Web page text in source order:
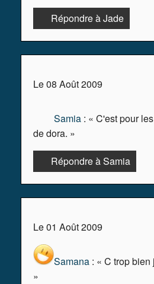
Répondre à Jade
Le 08 Août 2009
Samia : « C'est pour
de dora. »
Répondre à Samia
Le 01 Août 2009
Samana : « C trop
»